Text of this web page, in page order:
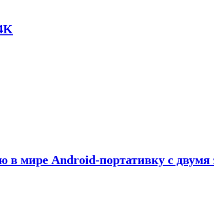
в мире Android-портативку с двумя